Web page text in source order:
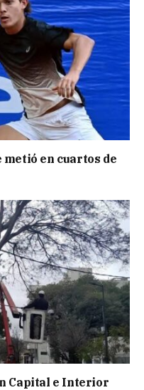
metió en cuartos de
Capital e Interior